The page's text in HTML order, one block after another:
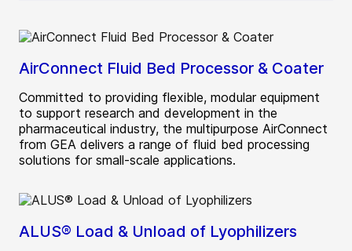
AirConnect Fluid Bed Processor & Coater
Committed to providing flexible, modular equipment
to support research and development in the
pharmaceutical industry, the multipurpose AirConnect
from GEA delivers a range of fluid bed processing
solutions for small-scale applications.
ALUS® Load & Unload of Lyophilizers